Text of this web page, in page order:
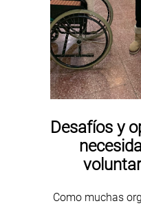
Desafíos y
Como muchas